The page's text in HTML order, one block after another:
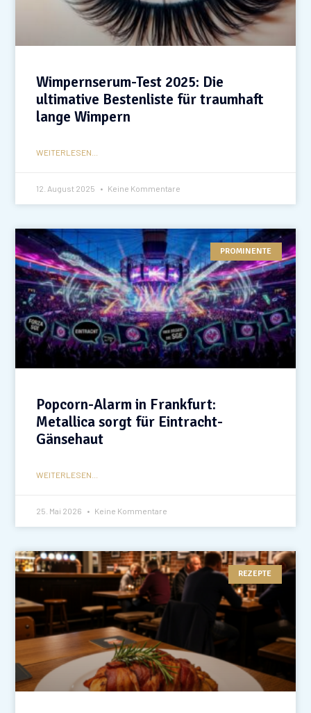
Wimpernserum-Test 2025: Die
ultimative Bestenliste für traumhaft
lange Wimpern
WEITERLESEN...
12. August 2025 Keine Kommentare
PROMINENTE
Popcorn-Alarm in Frankfurt:
Metallica sorgt für Eintracht-
Gänsehaut
WEITERLESEN...
25. Mai 2026 Keine Kommentare
REZEPTE